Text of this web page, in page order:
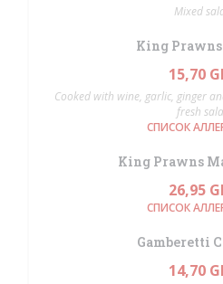
Mixed
King
15,70
Cooked with wine, garlic, ginger
fresh
СПИСОК
King Prawns
26,95
СПИСОК
Gamberetti
14,70